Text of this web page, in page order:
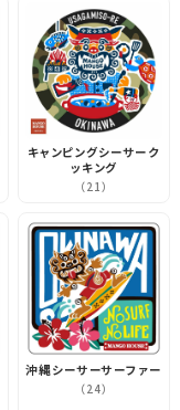
キャンピングシーサーク
ッキング
（21）
沖縄シーサーサーファー
（24）